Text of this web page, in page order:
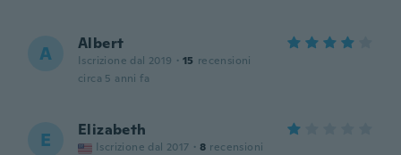
A Albert
Iscrizione dal 2019 · 15 recensioni
circa 5 anni fa
E Elizabeth
Iscrizione dal 2017 · 8 recensioni